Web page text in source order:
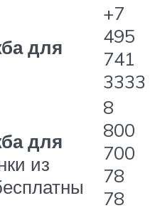
для
+7
495
741
3333
для
из
8
800
700
78
78